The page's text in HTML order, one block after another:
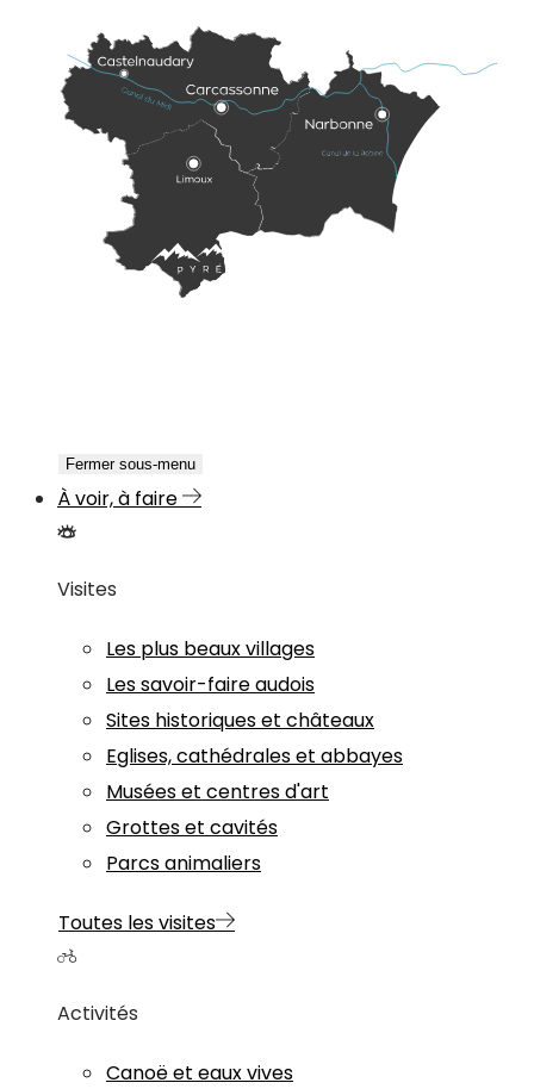
Fermer sous-menu
À voir, à faire
Visites
Les plus beaux villages
Les savoir-faire audois
Sites historiques et châteaux
Eglises, cathédrales et abbayes
Musées et centres d'art
Grottes et cavités
Parcs animaliers
Toutes les visites
Activités
Canoë et eaux vives